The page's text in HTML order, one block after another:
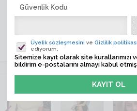
ÜYE ARA
VİTRİN
Güvenlik Kodu
Üyelik sözleşmesini ve Gizlilik politikası
ediyorum.
Sitemize kayıt olarak site kurallarımızı
bildirim e-postalarını almayı kabul etmiş